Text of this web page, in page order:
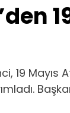
19 Mayıs